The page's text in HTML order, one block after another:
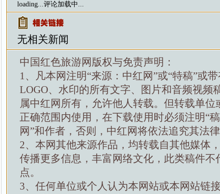
loading...评论加载中...
无相关新闻
中国红色旅游网版权与免责声明：
1、凡本网注明“来源：中红网”或“特稿”或
LOGO、水印的所有文字、图片和音频视频
属中红网所有，允许他人转载。但转载单位
正确范围内使用，在下载使用时必须注明“
网”和作者，否则，中红网将依法追究其法
2、本网其他来源作品，均转载自其他媒体
传播更多信息，丰富网络文化，此类稿件不
点。
3、任何单位或个人认为本网站或本网站链